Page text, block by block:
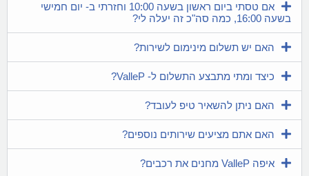
אם טסתי ביום ראשון בשעה 10:00 וחזרתי ב- יום חמישי
בשעה 16:00, כמה סה"כ זה יעלה לי?
האם יש תשלום מינימום לשירות?
כיצד ומתי מתבצע התשלום ל- ValleP?
האם ניתן להשאיר טיפ לעובד?
האם אתם מציעים שירותים נוספים?
איפה ValleP מחנים את רכבים?